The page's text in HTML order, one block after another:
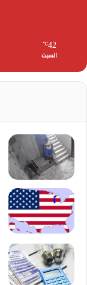
42
℃
السبت